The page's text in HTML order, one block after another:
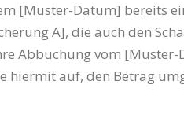
[Muster-Datum] bereits
A], die auch den
Abbuchung vom [Muster-
hiermit auf, den Betrag